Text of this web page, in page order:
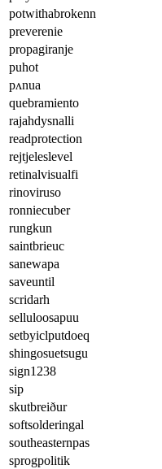
potwithabrokenn
preverenie
propagiranje
puhot
pʌnua
quebramiento
rajahdysnalli
readprotection
rejtjeleslevel
retinalvisualfi
rinoviruso
ronniecuber
rungkun
saintbrieuc
sanewapa
saveuntil
scridarh
selluloosapuu
setbyiclputdoeq
shingosuetsugu
sign1238
sip
skutbreiður
softsolderingal
southeasternpas
sprogpolitik